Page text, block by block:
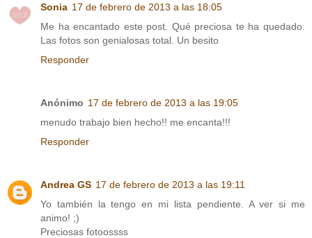
Sonia 17 de febrero de 2013 a las 18:05
Me ha encantado este post. Qué preciosa te ha quedado.
Las fotos son genialosas total. Un besito
Responder
Anónimo 17 de febrero de 2013 a las 19:05
menudo trabajo bien hecho!! me encanta!!!
Responder
Andrea GS 17 de febrero de 2013 a las 19:11
Yo también la tengo en mi lista pendiente. A ver si me
animo! ;)
Preciosas fotoossss